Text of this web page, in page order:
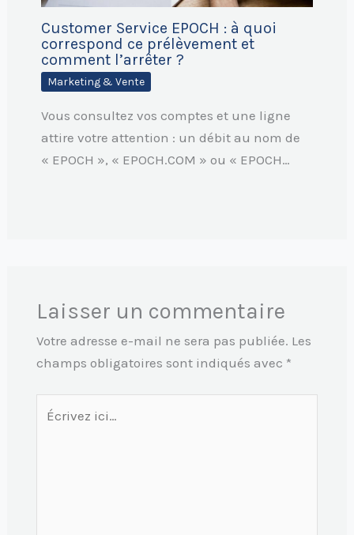
Customer Service EPOCH : à quoi
correspond ce prélèvement et
comment l’arrêter ?
Marketing & Vente
Vous consultez vos comptes et une ligne
attire votre attention : un débit au nom de
« EPOCH », « EPOCH.COM » ou « EPOCH…
Laisser un commentaire
Votre adresse e-mail ne sera pas publiée. Les
champs obligatoires sont indiqués avec *